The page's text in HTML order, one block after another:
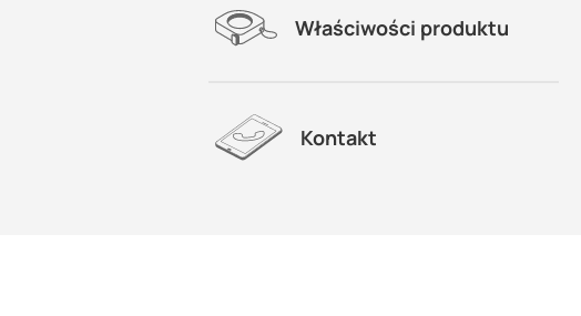
Właściwości produktu
Kontakt